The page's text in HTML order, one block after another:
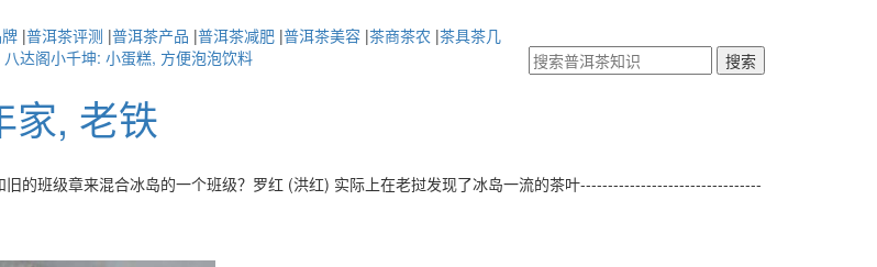
|普洱茶评测 |普洱茶产品 |普洱茶减肥 |普洱茶美容 |茶商茶农 |茶具茶几
八达阁小千坤: 小蛋糕, 方便泡泡饮料
家, 老铁
的班级章来混合冰岛的一个班级？罗红 (洪红) 实际上在老挝发现了冰岛一流的茶叶---------------------------------